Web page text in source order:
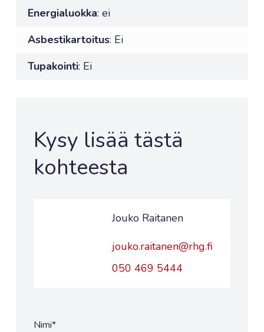
Energialuokka: ei
Asbestikartoitus: Ei
Tupakointi: Ei
Kysy lisää tästä
kohteesta
Jouko Raitanen
jouko.raitanen@rhg.fi
050 469 5444
Nimi*